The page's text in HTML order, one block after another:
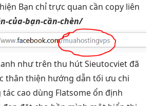
Bạn chỉtrực quan cần copy liên
của-bạn-cần-chèn/
như trên thu hútSieutocviet đã
thân thiện hướng dẫn tối ưu chi
cao dùng Flatsome ổn định